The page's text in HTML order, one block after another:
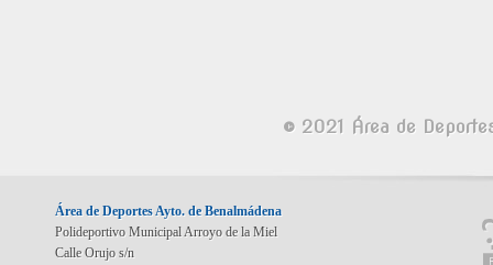
© 2021 Área de
Área de Deportes Ayto. de Benalmádena
Polideportivo Municipal Arroyo de la Miel
Calle Orujo s/n